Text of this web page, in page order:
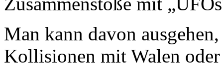
Man kann davon
Kollisionen mit Walen